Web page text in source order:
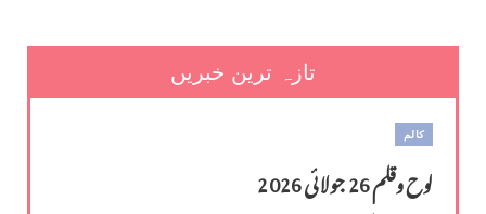
تازہ ترین خبریں
کالم
لوح وقلم 26 جولائی 2026